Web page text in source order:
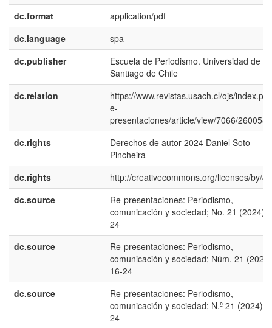
dc.format
application/pdf
dc.language
spa
dc.publisher
Escuela de Periodismo. Universidad de
Santiago de Chile
dc.relation
https://www.revistas.usach.cl/ojs/
e-
presentaciones/article/view/7066/
dc.rights
Derechos de autor 2024 Daniel Soto
Pincheira
dc.rights
http://creativecommons.org/licenses/by/
dc.source
Re-presentaciones: Periodismo,
comunicación y sociedad; No. 21 (2024);
24
dc.source
Re-presentaciones: Periodismo,
comunicación y sociedad; Núm. 21
16-24
dc.source
Re-presentaciones: Periodismo,
comunicación y sociedad; N.º 21 (2024);
24